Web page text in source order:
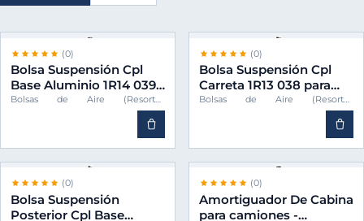
(0)
Bolsa Suspensión Cpl
Base Aluminio 1R14 039
para camiones -
Bolsas de Aire (Resortes
(0)
Bolsa Suspensión Cpl
Carreta 1R13 038 para
camiones -FIRESTONE
Bolsas de Aire (Resortes
(0)
Bolsa Suspensión
Posterior Cpl Base
(0)
Amortiguador De Cabina
para camiones -